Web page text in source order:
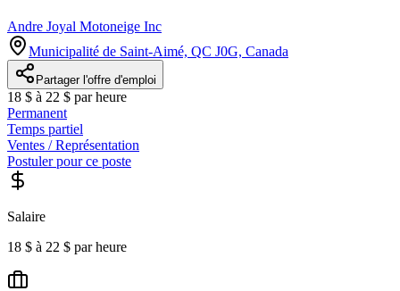
Andre Joyal Motoneige Inc
Municipalité de Saint-Aimé, QC J0G, Canada
Partager l'offre d'emploi
18 $ à 22 $ par heure
Permanent
Temps partiel
Ventes / Représentation
Postuler pour ce poste
Salaire
18 $ à 22 $ par heure